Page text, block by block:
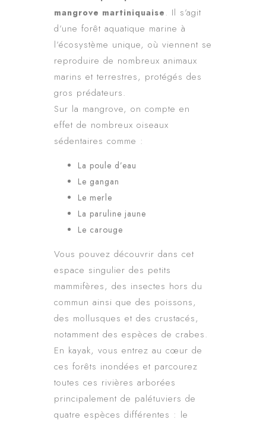
mangrove martiniquaise . Il s’agit
d’une forêt aquatique marine à
l’écosystème unique, où viennent se
reproduire de nombreux animaux
marins et terrestres, protégés des
gros prédateurs.
Sur la mangrove, on compte en
effet de nombreux oiseaux
sédentaires comme :
La poule d’eau
Le gangan
Le merle
La paruline jaune
Le carouge
Vous pouvez découvrir dans cet
espace singulier des petits
mammifères, des insectes hors du
commun ainsi que des poissons,
des mollusques et des crustacés,
notamment des espèces de crabes.
En kayak, vous entrez au cœur de
ces forêts inondées et parcourez
toutes ces rivières arborées
principalement de palétuviers de
quatre espèces différentes : le